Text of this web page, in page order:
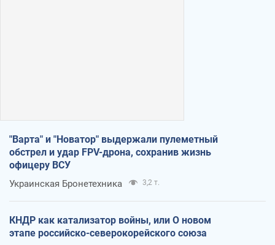
"Варта" и "Новатор" выдержали пулеметный
обстрел и удар FPV-дрона, сохранив жизнь
офицеру ВСУ
Украинская Бронетехника 3,2 т.
КНДР как катализатор войны, или О новом
этапе российско-северокорейского союза